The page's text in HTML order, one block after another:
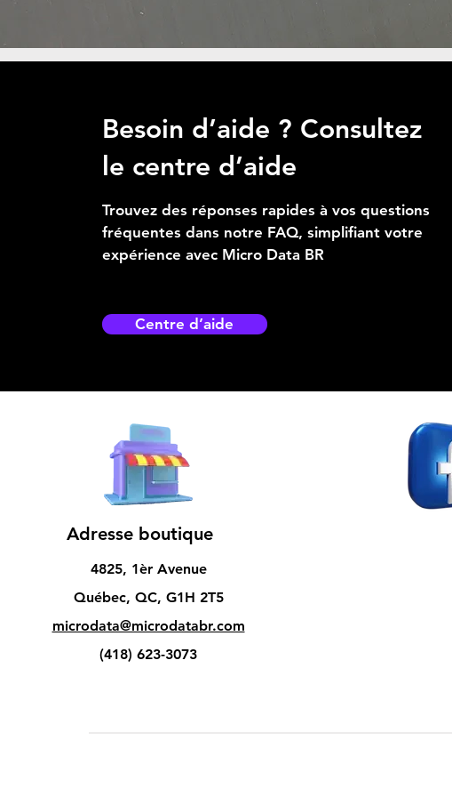
Besoin d’aide ? Consultez
le centre d’aide
Trouvez des réponses rapides à vos questions
fréquentes dans notre FAQ, simplifiant votre
expérience avec Micro Data BR
Centre d’aide
Adresse boutique
4825, 1èr Avenue
Québec, QC, G1H 2T5
microdata@microdatabr.com
(418) 623-3073